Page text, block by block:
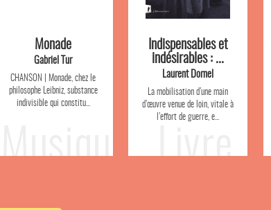
Monade
Gabriel Tur
CHANSON | Monade, chez le
philosophe Leibniz, substance
indivisible qui constitu...
Musique
Indispensables et
indésirables : ...
Laurent Dornel
La mobilisation d’une main
d’œuvre venue de loin, vitale à
l’effort de guerre, e...
Livre